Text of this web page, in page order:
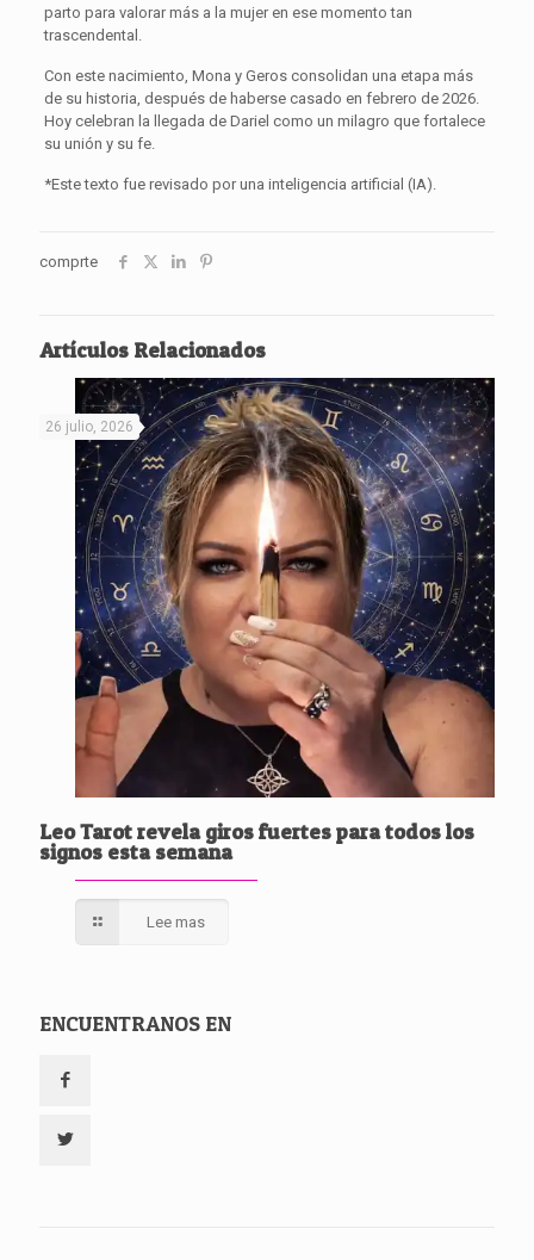
parto para valorar más a la mujer en ese momento tan
trascendental.
Con este nacimiento, Mona y Geros consolidan una etapa más
de su historia, después de haberse casado en febrero de 2026.
Hoy celebran la llegada de Dariel como un milagro que fortalece
su unión y su fe.
*Este texto fue revisado por una inteligencia artificial (IA).
comprte
Artículos Relacionados
26 julio, 2026
Leo Tarot revela giros fuertes para todos los
signos esta semana
Lee mas
ENCUENTRANOS EN